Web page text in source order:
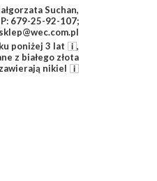
Suchan,
679-25-92-107;
sklep@wec.com.pl
poniżej 3 lat
,
z białego złota
zawierają nikiel